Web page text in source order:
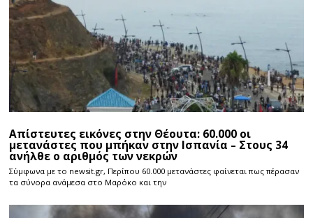
Απίστευτες εικόνες στην Θέουτα: 60.000 οι
μετανάστες που μπήκαν στην Ισπανία – Στους 34
ανήλθε ο αριθμός των νεκρών
Σύμφωνα με το newsit.gr, Περίπου 60.000 μετανάστες φαίνεται πως πέρασαν
τα σύνορα ανάμεσα στο Μαρόκο και την